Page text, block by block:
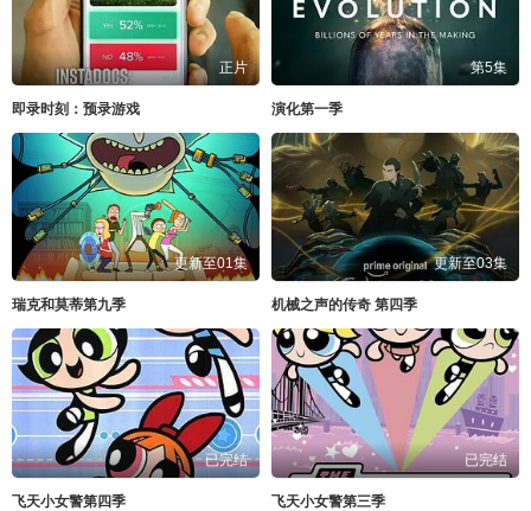
正片
即录时刻：预录游戏
第5集
演化第一季
更新至01集
瑞克和莫蒂第九季
更新至03集
机械之声的传奇 第四季
已完结
飞天小女警第四季
已完结
飞天小女警第三季